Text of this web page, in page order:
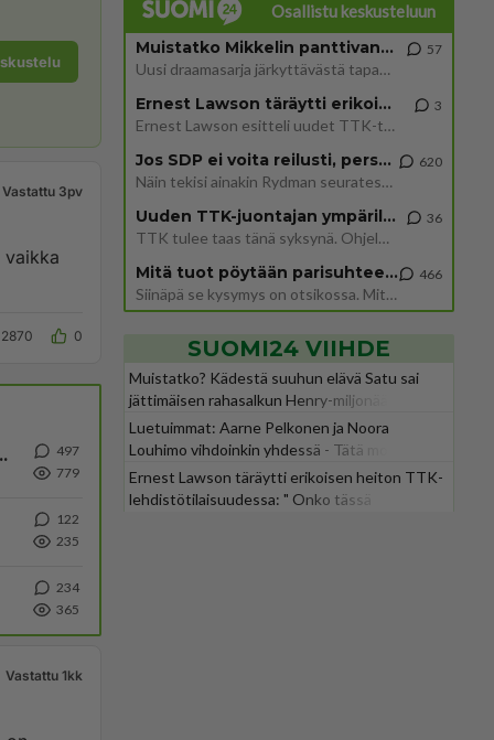
Vastattu 3pv
vaikka
2870 0
tuoreimmassa gallup-kyselyssä.
497
779
122
235
234
365
Vastattu 1kk
Osallistu keskusteluun
Muistatko Mikkelin panttivankidraaman?
Uusi draamasarja järkyttävästä tapauksesta on tulossa. Tositapahtumiin perustuva sarja ammentaa vuoden 1986 Mikkelin pan
57
Ernest Lawson täräytti erikoisen heiton TTK-lehdistötilaisuudessa: " Onko tässä tarkoituksena...?"
Ernest Lawson esitteli uudet TTK-tähtioppilaat ja opettajat torstaina 6.8. lehdistölle. Tulevalla kaudella on yksi hausk
3
Jos SDP ei voita reilusti, persut kumoavat demokratian Suomesta
Näin tekisi ainakin Rydman seuratessaan idolinsa Trumpin mallia https://www.is.fi/politiikka/art-2000012187244.html
620
Uuden TTK-juontajan ympärillä epätietoisuus sakenee - Nyt MTV hämmentää soppaa
TTK tulee taas tänä syksynä. Ohjelman uudet tähtioppilaat julkistetaan torstaina 6. elokuuta klo 14 alkavassa lehdistö
36
Mitä tuot pöytään parisuhteessa?
Siinäpä se kysymys on otsikossa. Mitäpä siis tuot/toisit pöytään parisuhteessa? Oletko mies vai nainen? Koetko sen mitä
466
SUOMI24 VIIHDE
Muistatko? Kädestä suuhun elävä Satu sai
jättimäisen rahasalkun Henry-miljonääriltä
Luetuimmat: Aarne Pelkonen ja Noora
Louhimo vihdoinkin yhdessä - Tätä moni jo
odotti
Ernest Lawson täräytti erikoisen heiton TTK-
lehdistötilaisuudessa: " Onko tässä